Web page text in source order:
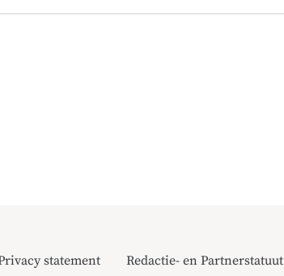
statement Redactie- en Partnerstatuut